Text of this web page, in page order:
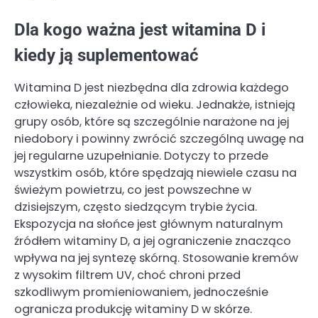
Dla kogo ważna jest witamina D i
kiedy ją suplementować
Witamina D jest niezbędna dla zdrowia każdego
człowieka, niezależnie od wieku. Jednakże, istnieją
grupy osób, które są szczególnie narażone na jej
niedobory i powinny zwrócić szczególną uwagę na
jej regularne uzupełnianie. Dotyczy to przede
wszystkim osób, które spędzają niewiele czasu na
świeżym powietrzu, co jest powszechne w
dzisiejszym, często siedzącym trybie życia.
Ekspozycja na słońce jest głównym naturalnym
źródłem witaminy D, a jej ograniczenie znacząco
wpływa na jej syntezę skórną. Stosowanie kremów
z wysokim filtrem UV, choć chroni przed
szkodliwym promieniowaniem, jednocześnie
ogranicza produkcję witaminy D w skórze.